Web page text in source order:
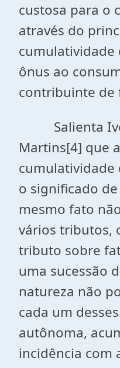
custosa para o
através do
cumulatividade
ônus ao
contribuinte de
Salienta
Martins[4] que
cumulatividade
o significado
mesmo fato
vários tributos,
tributo sobre
uma sucessão
natureza não
cada um
autônoma,
incidência com